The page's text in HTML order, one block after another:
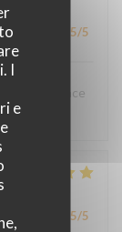
I
e
/ Prezzo 5/5
efficace
/ Prezzo 5/5